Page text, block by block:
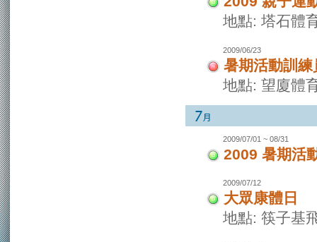
地點: 塔石體
2009/06/23
暑期活動訓
地點: 望廈體
2009/07/01 ~ 08/31
2009 暑期活
2009/07/12
大眾康體日
地點: 筷子基